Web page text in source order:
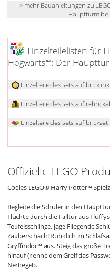
> mehr Bauanleitungen zu
Hauptturm
Einzelteilelisten für
Hogwarts™: Der
Einzelteile des Sets auf
Einzelteile des Sets auf
Einzelteile des Sets auf
Offizielle LEGO
Cooles LEGO® Harry Potter™
Begleite die Schüler in den
Flüchte durch die Falltür aus
Teufelsschlinge, jage Fliegende
Zauberschach! Ruh dich im
Gryffindor™ aus. Steig das große
hinauf (nenne dem Greif das
Nerhegeb.